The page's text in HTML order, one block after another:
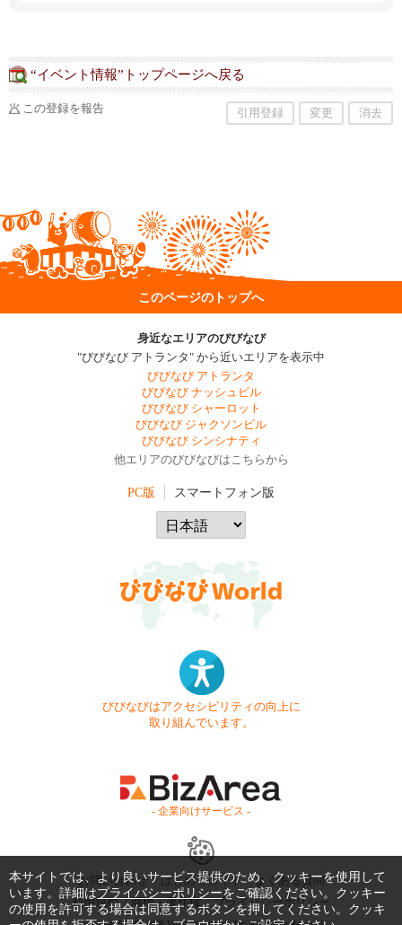
“イベント情報”トップページへ戻る
この登録を報告 引用登録 変更 消去
このページのトップへ
身近なエリアのびびなび
"びびなび アトランタ" から近いエリアを表示中
びびなび アトランタ
びびなび ナッシュビル
びびなび シャーロット
びびなび ジャクソンビル
びびなび シンシナティ
他エリアのびびなびはこちらから
PC版 スマートフォン版
びびなびはアクセシビリティの向上に
取り組んでいます。
- 企業向けサービス -
お問い合わせ はじめてガイド
よくある質問
利用規約
商標・著作権 プライバシーポリシー
本サイトでは、より良いサービス提供のため、クッキーを使用して
います。詳細はプライバシーポリシーをご確認ください。クッキー
の使用を許可する場合は同意するボタンを押してください。クッキ